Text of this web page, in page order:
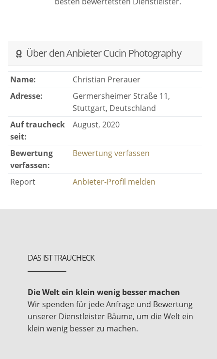
Über den Anbieter Cucin Photography
Name:
Christian Prerauer
Adresse:
Germersheimer Straße 11,
Stuttgart, Deutschland
Auf traucheck
seit:
August, 2020
Bewertung
verfassen:
Bewertung verfassen
Report Anbieter-Profil melden
DAS IST TRAUCHECK
Die Welt ein klein wenig besser machen
Wir spenden für jede Anfrage und Bewertung
unserer Dienstleister Bäume, um die Welt ein
klein wenig besser zu machen.